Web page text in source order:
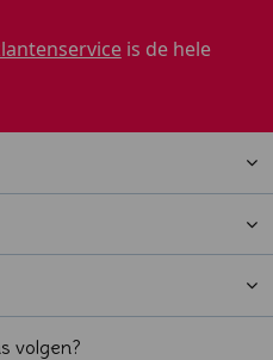
is de hele
volgen?